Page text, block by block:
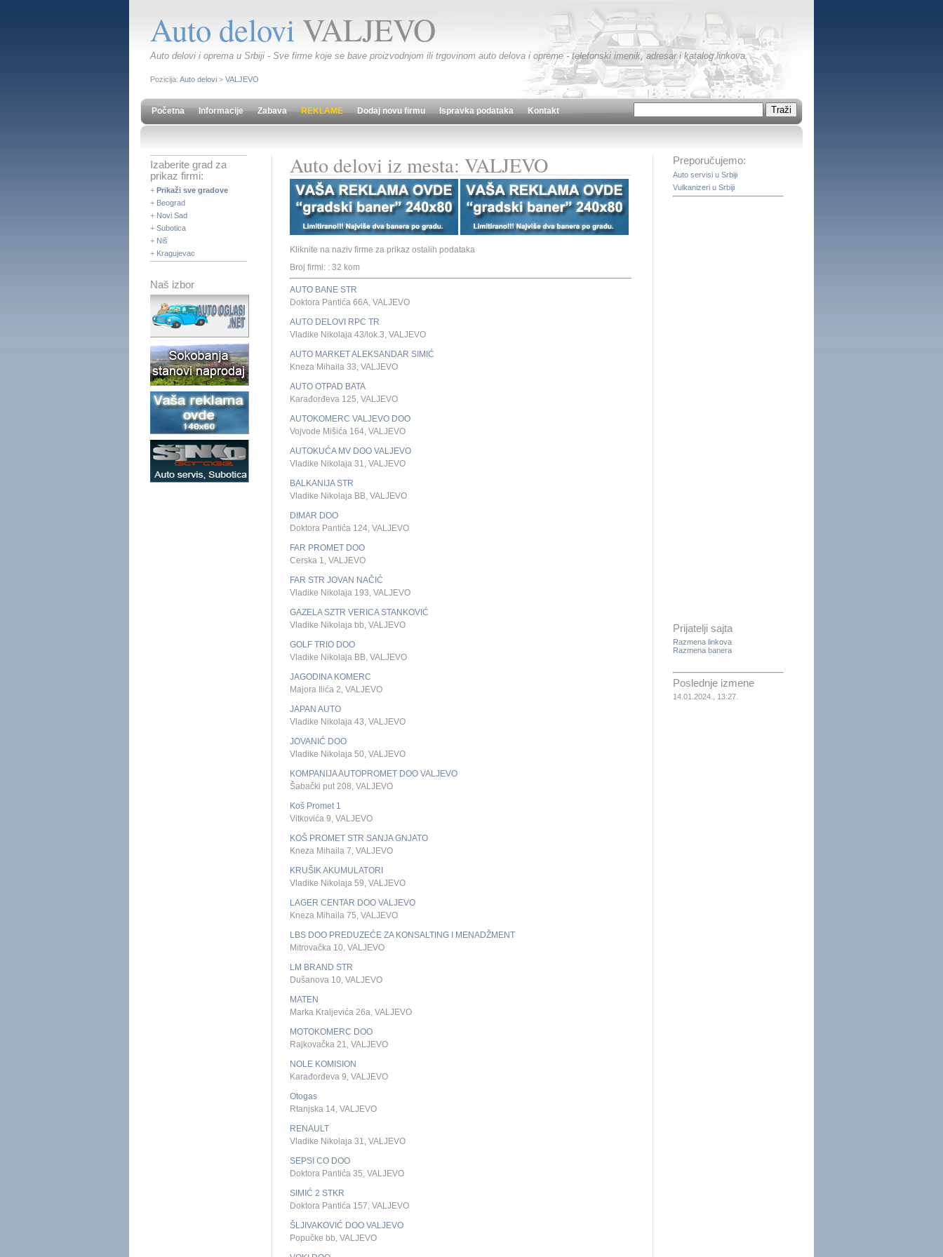
Auto deloviVALJEVO
Auto delovi i oprema u Srbiji - Sve firme koje se bave proizvodnjom ili trgovinom auto delova i opreme - telefonski imenik, adresar i katalog linkova.
Pozicija: Auto delovi > VALJEVO
Početna Informacije Zabava REKLAME Dodaj novu firmu Ispravka podataka Kontakt
Izaberite grad za
prikaz firmi:
+ Prikaži sve gradove
+ Beograd
+ Novi Sad
+ Subotica
+ Niš
+ Kragujevac
Naš izbor
Auto delovi iz mesta: VALJEVO
Kliknite na naziv firme za prikaz ostalih podataka
Broj firmi: : 32 kom
AUTO BANE STR
Doktora Pantića 66A, VALJEVO
AUTO DELOVI RPC TR
Vladike Nikolaja 43/lok.3, VALJEVO
AUTO MARKET ALEKSANDAR SIMIĆ
Kneza Mihaila 33, VALJEVO
AUTO OTPAD BATA
Karađorđeva 125, VALJEVO
AUTOKOMERC VALJEVO DOO
Vojvode Mišića 164, VALJEVO
AUTOKUĆA MV DOO VALJEVO
Vladike Nikolaja 31, VALJEVO
BALKANIJA STR
Vladike Nikolaja BB, VALJEVO
DIMAR DOO
Doktora Pantića 124, VALJEVO
FAR PROMET DOO
Cerska 1, VALJEVO
FAR STR JOVAN NAČIĆ
Vladike Nikolaja 193, VALJEVO
GAZELA SZTR VERICA STANKOVIĆ
Vladike Nikolaja bb, VALJEVO
GOLF TRIO DOO
Vladike Nikolaja BB, VALJEVO
JAGODINA KOMERC
Majora Ilića 2, VALJEVO
JAPAN AUTO
Vladike Nikolaja 43, VALJEVO
JOVANIĆ DOO
Vladike Nikolaja 50, VALJEVO
KOMPANIJA AUTOPROMET DOO VALJEVO
Šabački put 208, VALJEVO
Koš Promet 1
Vitkovića 9, VALJEVO
KOŠ PROMET STR SANJA GNJATO
Kneza Mihaila 7, VALJEVO
KRUŠIK AKUMULATORI
Vladike Nikolaja 59, VALJEVO
LAGER CENTAR DOO VALJEVO
Kneza Mihaila 75, VALJEVO
LBS DOO PREDUZEĆE ZA KONSALTING I MENADŽMENT
Mitrovačka 10, VALJEVO
LM BRAND STR
Dušanova 10, VALJEVO
MATEN
Marka Kraljevića 26a, VALJEVO
MOTOKOMERC DOO
Rajkovačka 21, VALJEVO
NOLE KOMISION
Karađorđeva 9, VALJEVO
Otogas
Rtanjska 14, VALJEVO
RENAULT
Vladike Nikolaja 31, VALJEVO
SEPSI CO DOO
Doktora Pantića 35, VALJEVO
SIMIĆ 2 STKR
Doktora Pantića 157, VALJEVO
ŠLJIVAKOVIĆ DOO VALJEVO
Popučke bb, VALJEVO
Preporučujemo:
Auto servisi u Srbiji
Vulkanizeri u Srbiji
Prijatelji sajta
Razmena linkova
Razmena banera
Poslednje izmene
14.01.2024., 13:27.